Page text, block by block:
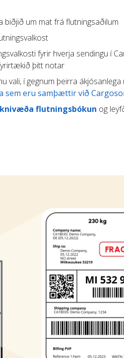
biðjið um mat frá flutningsaðilum
fyrir hverja sendingu í
þitt notar
vali, í gegnum þeirra
sem eru samþættir við
flutningsbókun og